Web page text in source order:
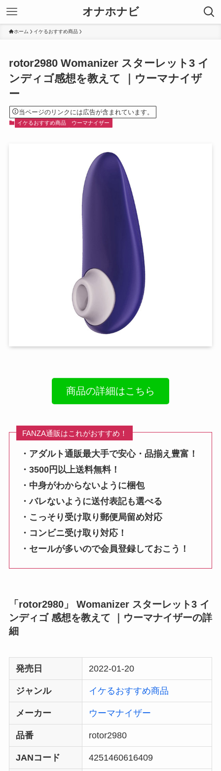
オナホナビ
ホーム イケるおすすめ商品
rotor2980 Womanizer スターレット3 イ
ンディゴ感想を教えて ｜ウーマナイザ
ー
当ページのリンクには広告が含まれています。
イケるおすすめ商品 ウーマナイザー
商品の詳細はこちら
FANZA通販はこれがおすすめ！
・アダルト通販最大手で安心・品揃え豊富！
・3500円以上送料無料！
・中身がわからないように梱包
・バレないように送付表記も選べる
・こっそり受け取り郵便局留め対応
・コンビニ受け取り対応！
・セールが多いので会員登録しておこう！
「rotor2980」 Womanizer スターレット3 イ
ンディゴ 感想を教えて ｜ウーマナイザーの詳
細
発売日 2022-01-20
ジャンル イケるおすすめ商品
メーカー ウーマナイザー
品番 rotor2980
JANコード 4251460616409